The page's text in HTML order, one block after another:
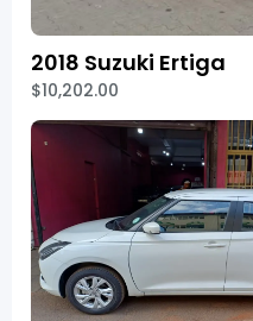
2018 Suzuki Ertiga
$10,202.00